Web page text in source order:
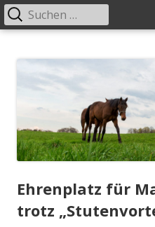
zum
Primäres
Suchen
nach:
Ehrenplatz für
trotz